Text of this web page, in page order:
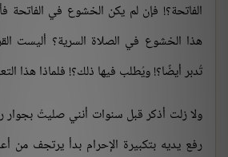
الفاتحة؟! فإن لم يكن الخشوع في الفاتحة
هذا الخشوع في الصلاة السرية؟ أليست
تُدبر أيضًا؟! ويُطلب فيها ذلك؟! فلماذا هذا
ولا زلت أذكر قبل سنوات أنني صليتُ
رفع يديه بتكبيرة الإحرام بدأ يرتجف من